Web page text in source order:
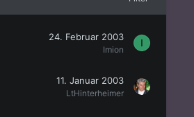
24. Februar 2003
Imion
I
11. Januar 2003
LtHinterheimer